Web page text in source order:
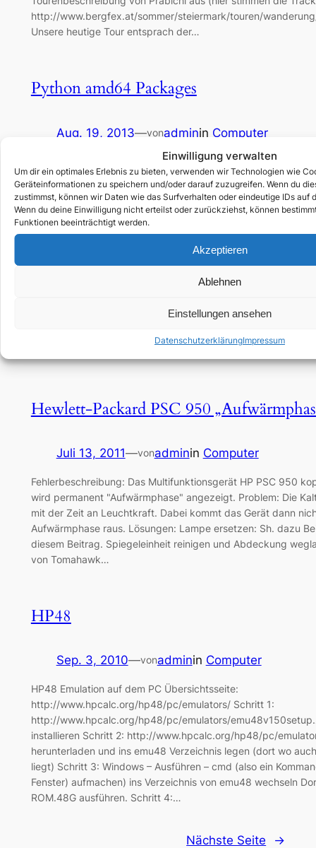
Einwilligung verwalten
Um dir ein optimales Erlebnis zu bieten, verwenden wir Technologien wie
Geräteinformationen zu speichern und/oder darauf zuzugreifen. Wenn du
zustimmst, können wir Daten wie das Surfverhalten oder eindeutige IDs auf
Wenn du deine Einwilligung nicht erteilst oder zurückziehst, können
Funktionen beeinträchtigt werden.
Akzeptieren
Ablehnen
Einstellungen ansehen
DatenschutzerklärungImpressum
http://www.bergfex.at/sommer/steiermark/touren/
Unsere heutige Tour entsprach der…
Python amd64 Packages
Aug. 19, 2013—vonadminin Computer
Here is a really extensive list of packages for 64 bit Python
yaVDR – Festplattenrekorder/-receiver
diesen Komponenten habe ich den Rechner aufgebaut: PC
MI101, spiegelfront, schwarz, incl. 250Watt Netzteil (59,90
Hewlett-Packard PSC 950
Juli 13, 2011—vonadminin Computer
Fehlerbeschreibung: Das Multifunktionsgerät HP PSC 950
wird permanent "Aufwärmphase" angezeigt. Problem: Die
mit der Zeit an Leuchtkraft. Dabei kommt das Gerät dann
Aufwärmphase raus. Lösungen: Lampe ersetzen: Sh. dazu
diesem Beitrag. Spiegeleinheit reinigen und Abdeckung
von Tomahawk…
HP48
Sep. 3, 2010—vonadminin Computer
HP48 Emulation auf dem PC Übersichtsseite:
http://www.hpcalc.org/hp48/pc/emulators/ Schritt 1:
http://www.hpcalc.org/hp48/pc/emulators/
installieren Schritt 2: http://www.hpcalc.org/hp48/pc/
herunterladen und ins emu48 Verzeichnis legen (dort wo
liegt) Schritt 3: Windows – Ausführen – cmd (also ein
Fenster) aufmachen) ins Verzeichnis von emu48 wechseln
ROM.48G ausführen. Schritt 4:…
Nächste Seite →